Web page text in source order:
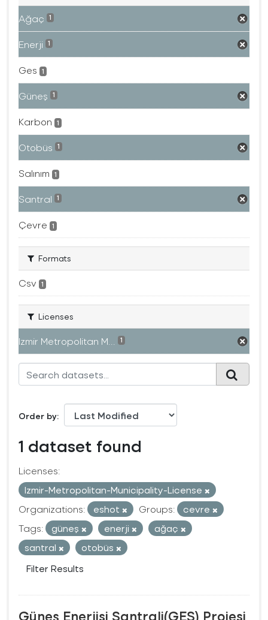
Ağaç 1
Enerji 1
Ges 1
Güneş 1
Karbon 1
Otobüs 1
Salınım 1
Santral 1
Çevre 1
Formats
Csv 1
Licenses
Izmir Metropolitan M... 1
Order by
1 dataset found
Licenses:
Izmir-Metropolitan-Municipality-License
Organizations:
eshot Groups:
cevre
Tags:
güneş enerji
ağaç
santral
otobüs
Filter Results
Güneş Enerjisi Santrali(GES) Projesi